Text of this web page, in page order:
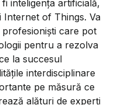
inteligența artificială,
Internet of Things. Va
care pot
pentru a rezolva
la succesul
interdisciplinare
pe măsură ce
alături de experți